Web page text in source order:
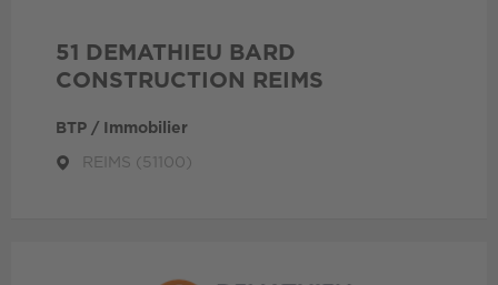
51 DEMATHIEU BARD
CONSTRUCTION REIMS
BTP / Immobilier
REIMS (51100)